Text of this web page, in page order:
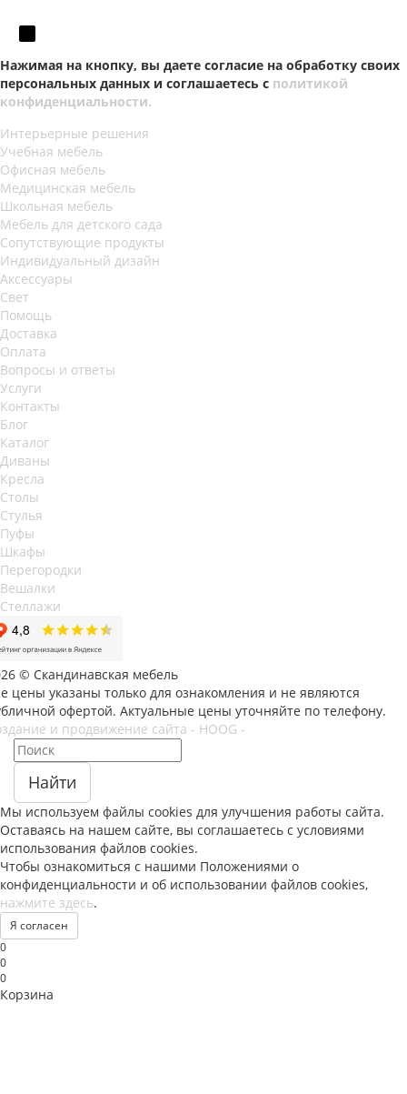
Нажимая на кнопку, вы даете согласие на обработку своих
персональных данных и соглашаетесь с политикой
конфиденциальности.
Интерьерные решения
Учебная мебель
Офисная мебель
Медицинская мебель
Школьная мебель
Мебель для детского сада
Сопутствующие продукты
Индивидуальный дизайн
Аксессуары
Свет
Помощь
Доставка
Оплата
Вопросы и ответы
Услуги
Контакты
Блог
Каталог
Диваны
Кресла
Столы
Стулья
Пуфы
Шкафы
Перегородки
Вешалки
Стеллажи
© Скандинавская мебель
цены указаны только для ознакомления и не являются
офертой. Актуальные цены уточняйте по телефону.
и продвижение сайта - HOOG -
Найти
Мы используем файлы cookies для улучшения работы сайта.
Оставаясь на нашем сайте, вы соглашаетесь с условиями
использования файлов cookies.
Чтобы ознакомиться с нашими Положениями о
конфиденциальности и об использовании файлов cookies,
нажмите здесь.
Я согласен
0
0
0
Корзина